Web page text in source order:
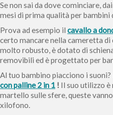
Se non sai da dove cominciare,
mesi di prima qualità per bambini
Prova ad esempio il cavallo a
certo mancare nella cameretta
molto robusto, è dotato di
removibili ed è progettato per
Al tuo bambino piacciono i
con palline 2 in 1 ! Il suo utilizzo
martello sulle sfere, queste
xilofono.